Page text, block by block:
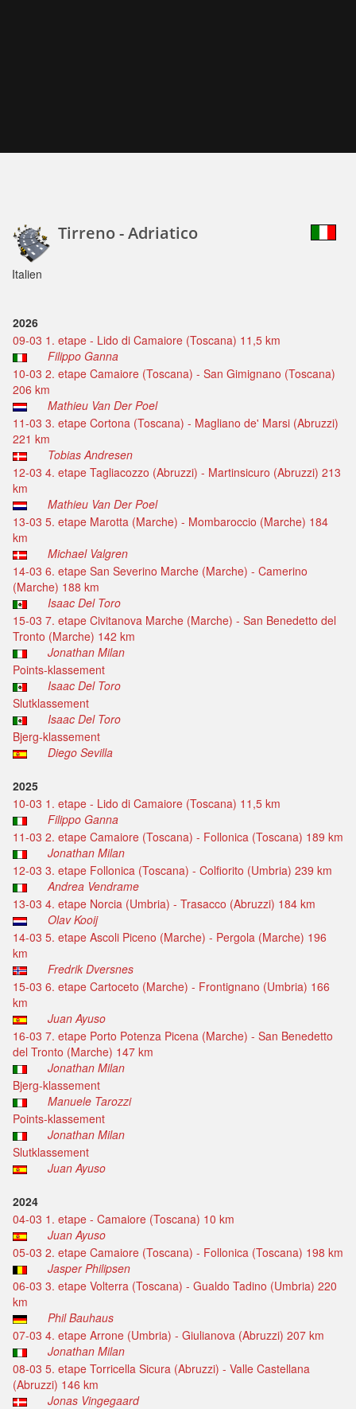
Tirreno - Adriatico
Italien
2026
09-03 1. etape - Lido di Camaiore (Toscana) 11,5 km
Filippo Ganna
10-03 2. etape Camaiore (Toscana) - San Gimignano (Toscana)
206 km
Mathieu Van Der Poel
11-03 3. etape Cortona (Toscana) - Magliano de' Marsi (Abruzzi)
221 km
Tobias Andresen
12-03 4. etape Tagliacozzo (Abruzzi) - Martinsicuro (Abruzzi) 213
km
Mathieu Van Der Poel
13-03 5. etape Marotta (Marche) - Mombaroccio (Marche) 184
km
Michael Valgren
14-03 6. etape San Severino Marche (Marche) - Camerino
(Marche) 188 km
Isaac Del Toro
15-03 7. etape Civitanova Marche (Marche) - San Benedetto del
Tronto (Marche) 142 km
Jonathan Milan
Points-klassement
Isaac Del Toro
Slutklassement
Isaac Del Toro
Bjerg-klassement
Diego Sevilla
2025
10-03 1. etape - Lido di Camaiore (Toscana) 11,5 km
Filippo Ganna
11-03 2. etape Camaiore (Toscana) - Follonica (Toscana) 189 km
Jonathan Milan
12-03 3. etape Follonica (Toscana) - Colfiorito (Umbria) 239 km
Andrea Vendrame
13-03 4. etape Norcia (Umbria) - Trasacco (Abruzzi) 184 km
Olav Kooij
14-03 5. etape Ascoli Piceno (Marche) - Pergola (Marche) 196
km
Fredrik Dversnes
15-03 6. etape Cartoceto (Marche) - Frontignano (Umbria) 166
km
Juan Ayuso
16-03 7. etape Porto Potenza Picena (Marche) - San Benedetto
del Tronto (Marche) 147 km
Jonathan Milan
Bjerg-klassement
Manuele Tarozzi
Points-klassement
Jonathan Milan
Slutklassement
Juan Ayuso
2024
04-03 1. etape - Camaiore (Toscana) 10 km
Juan Ayuso
05-03 2. etape Camaiore (Toscana) - Follonica (Toscana) 198 km
Jasper Philipsen
06-03 3. etape Volterra (Toscana) - Gualdo Tadino (Umbria) 220
km
Phil Bauhaus
07-03 4. etape Arrone (Umbria) - Giulianova (Abruzzi) 207 km
Jonathan Milan
08-03 5. etape Torricella Sicura (Abruzzi) - Valle Castellana
(Abruzzi) 146 km
Jonas Vingegaard